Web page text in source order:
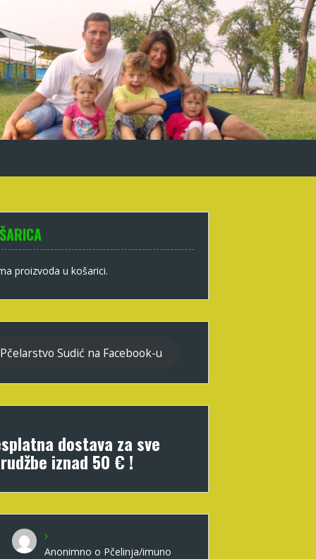
proizvoda u košarici.
Pčelarstvo Sudić na Facebook-u
dostava za sve
iznad 50 € !
Anonimno o Pčelinja/imuno